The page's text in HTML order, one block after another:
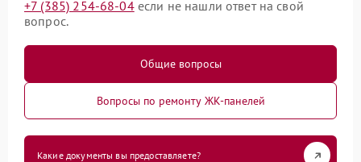
+7 (385) 254-68-04если не нашли ответ на свой
вопрос.
Общие вопросы
Вопросы по ремонту ЖК-панелей
Какие документы вы предоставляете?